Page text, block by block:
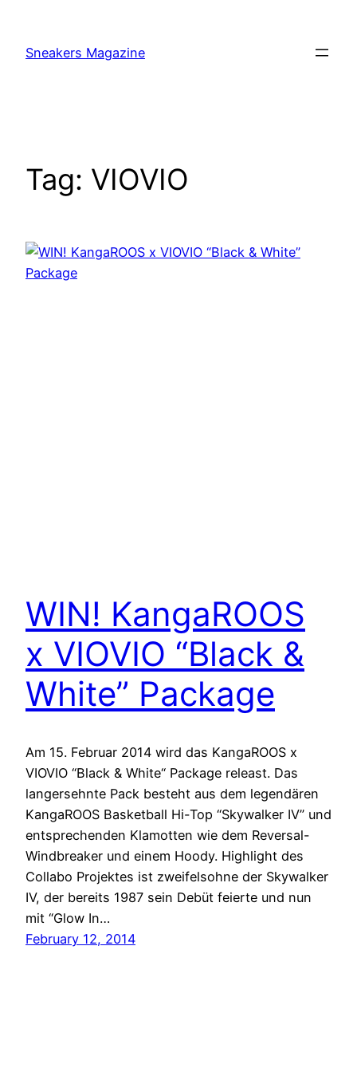
content
Sneakers Magazine
Tag: VIOVIO
WIN! KangaROOS
x VIOVIO “Black &
White” Package
Am 15. Februar 2014 wird das KangaROOS x
VIOVIO “Black & White“ Package releast. Das
langersehnte Pack besteht aus dem legendären
KangaROOS Basketball Hi-Top “Skywalker IV” und
entsprechenden Klamotten wie dem Reversal-
Windbreaker und einem Hoody. Highlight des
Collabo Projektes ist zweifelsohne der Skywalker
IV, der bereits 1987 sein Debüt feierte und nun
mit “Glow In…
February 12, 2014